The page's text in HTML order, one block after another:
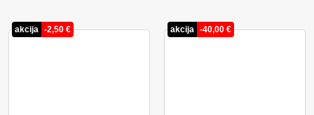
akcija -2,50 € akcija -40,00 €